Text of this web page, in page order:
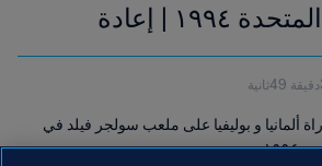
FIFA الولايات المتحدة ١٩٩٤ | إعادة
ألمانيا و بوليفيا على ملعب سولجر فيلد في